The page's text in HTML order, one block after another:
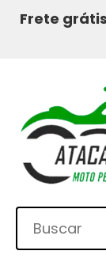
Frete